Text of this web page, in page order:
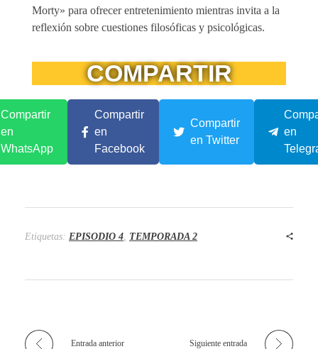
Morty» para ofrecer entretenimiento mientras invita a la
reflexión sobre cuestiones filosóficas y psicológicas.
COMPARTIR
Compartir
en
WhatsApp
Compartir
en
Facebook
Compartir
en Twitter
en
Etiquetas: EPISODIO 4 TEMPORADA 2
Entrada anterior Siguiente entrada